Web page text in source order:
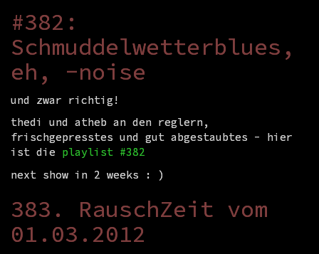
#382:
Schmuddelwetterblues,
eh, -noise
und zwar richtig!
thedi und atheb an den reglern,
frischgepresstes und gut abgestaubtes - hier
ist die playlist #382
next show in 2 weeks : )
383. RauschZeit vom
01.03.2012